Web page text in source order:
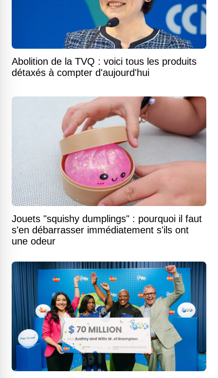
Abolition de la TVQ : voici tous les produits
détaxés à compter d'aujourd'hui
Jouets "squishy dumplings" : pourquoi il faut
s'en débarrasser immédiatement s'ils ont
une odeur